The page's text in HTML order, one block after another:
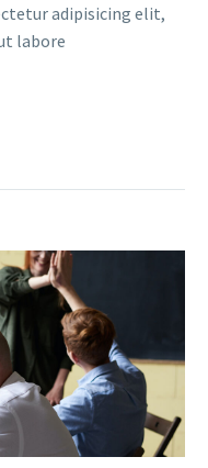
adipisicing elit,
labore